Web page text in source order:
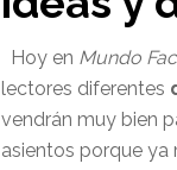
Hoy en Mundo
lectores diferentes
vendrán muy bien
asientos porque ya